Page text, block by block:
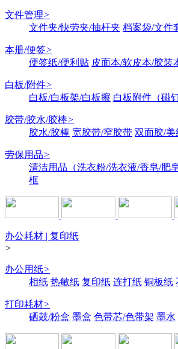
文件管理>
文件夹/快劳夹/抽杆夹 档案袋/文件
本册/便签>
便签纸/便利贴 皮面本/软皮本/胶装
白板/附件>
白板/白板架/白板擦 白板附件（磁
胶带/胶水/胶棒>
胶水/胶棒 宽胶带/窄胶带 双面胶/美
劳保用品>
清洁用品（洗衣粉/洗衣液/香皂/肥
框
办公耗材 | 复印纸
>
办公用纸>
相纸 热敏纸 复印纸 连打纸 铜板纸
打印耗材>
硒鼓/粉盒 墨盒 色带芯/色带架 墨水